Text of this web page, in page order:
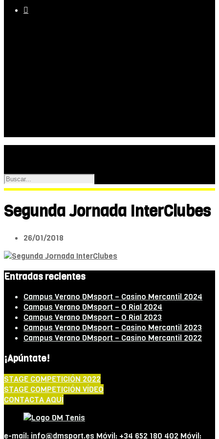

Segunda Jornada InterClubes
26/01/2018
Entradas recientes
Campus Verano DMsport – Casino Mercantil 2024
Campus Verano DMsport – O Rial 2024
Campus Verano DMsport – O Rial 2023
Campus Verano DMsport – Casino Mercantil 2023
Campus Verano DMsport – Casino Mercantil 2022
¡Apúntate!
STAGE COMPETICIÓN 2022
STAGE COMPETICIÓN VÍDEO
CONTACTA AQUÍ
e-mail: info@dmsport.es Móvil: +34 652 180 402 Móvil: